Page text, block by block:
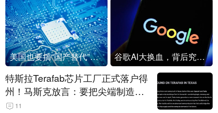
美国也要搞“国产替代”？先算清三笔账 谷歌AI大换血，背后究竟发生了什么？
特斯拉Terafab芯片工厂正式落户得
州！马斯克放言：要把尖端制造带
回美国
11